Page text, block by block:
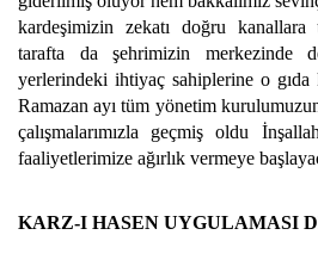
kardeşimizin zekatı doğru kanallara
tarafta da şehrimizin merkezinde
yerlerindeki ihtiyaç sahiplerine o gıda
Ramazan ayı tüm yönetim
çalışmalarımızla geçmiş oldu
faaliyetlerimize ağırlık vermeye
KARZ-I HASEN UYGULAMASI